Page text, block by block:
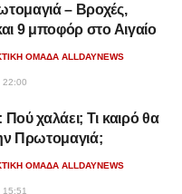
– Βροχές,
9 μποφόρ στο Αιγαίο
ΟΜΆΔΑ ALLDAYNEWS
22:00
Πού χαλάει; Τι καιρό θα
Πρωτομαγιά;
ΟΜΆΔΑ ALLDAYNEWS
15:51